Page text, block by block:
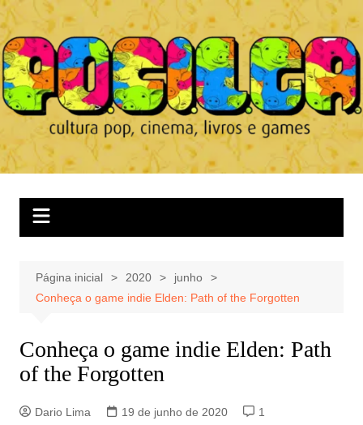
Ir
para
o
conteúdo
Página inicial 2020
junho
Conheça o game indie Elden: Path of the Forgotten
Conheça o game indie Elden: Path
of the Forgotten
Dario Lima 19 de junho de 2020
1